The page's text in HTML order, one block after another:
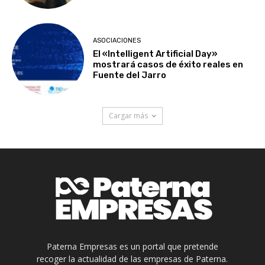
ASOCIACIONES
El «Intelligent Artificial Day»
mostrará casos de éxito reales en
Fuente del Jarro
Cargar más
Paterna Empresas es un portal que pretende
recoger la actualidad de las empresas de Paterna.